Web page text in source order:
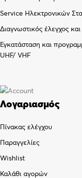
Service Ηλεκτρονικών
Διαγνωστικός έλεγχος
Εγκατάσταση και
UHF/ VHF
Λογαριασμός
Πίνακας ελέγχου
Παραγγελίες
Wishlist
Καλάθι αγορών